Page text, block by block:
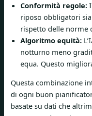
Conformità regole:
riposo obbligatori
rispetto delle norme
Algoritmo equità:
notturno meno
equa. Questo
Questa combinazione
di ogni buon
basate su dati che